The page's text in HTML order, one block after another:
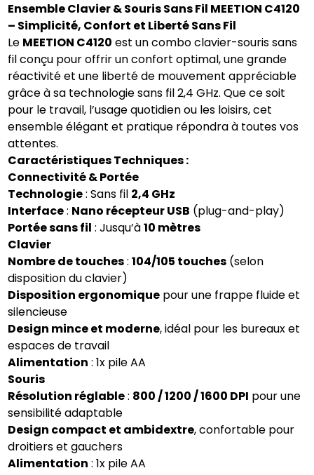
Ensemble Clavier & Souris Sans Fil MEETION C4120
– Simplicité, Confort et Liberté Sans Fil
Le MEETION C4120 est un combo clavier-souris sans
fil conçu pour offrir un confort optimal, une grande
réactivité et une liberté de mouvement appréciable
grâce à sa technologie sans fil 2,4 GHz. Que ce soit
pour le travail, l’usage quotidien ou les loisirs, cet
ensemble élégant et pratique répondra à toutes vos
attentes.
Caractéristiques Techniques :
Connectivité & Portée
Technologie: Sans fil 2,4 GHz
Interface: Nano récepteur USB (plug-and-play)
Portée sans fil : Jusqu’à10 mètres
Clavier
Nombre de touches:104/105 touches (selon
disposition du clavier)
Disposition ergonomique pour une frappe fluide et
silencieuse
Design mince et moderne, idéal pour les bureaux et
espaces de travail
Alimentation : 1x pile AA
Souris
Résolution réglable: 800 / 1200 / 1600 DPI pour une
sensibilité adaptable
Design compact et ambidextre, confortable pour
droitiers et gauchers
Alimentation : 1x pile AA